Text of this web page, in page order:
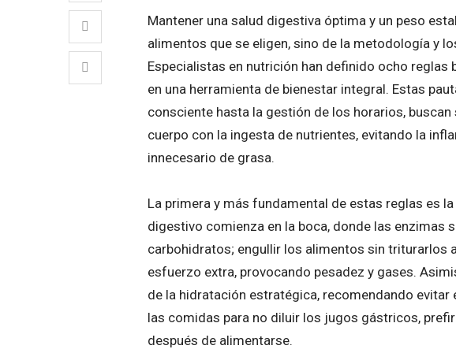
Mantener una salud digestiva óptima y un peso
alimentos que se eligen, sino de la metodología y
Especialistas en nutrición han definido ocho
en una herramienta de bienestar integral. Estas
consciente hasta la gestión de los horarios,
cuerpo con la ingesta de nutrientes, evitando la
innecesario de grasa.
La primera y más fundamental de estas reglas es
digestivo comienza en la boca, donde las enzimas
carbohidratos; engullir los alimentos sin triturarlos
esfuerzo extra, provocando pesadez y gases.
de la hidratación estratégica, recomendando
las comidas para no diluir los jugos gástricos,
después de alimentarse.